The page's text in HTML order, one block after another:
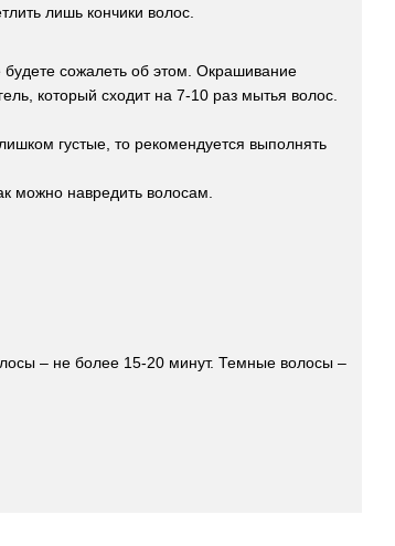
лишь кончики волос.
сожалеть об этом. Окрашивание
который сходит на 7-10 раз мытья волос.
густые, то рекомендуется выполнять
можно навредить волосам.
– не более 15-20 минут. Темные волосы –